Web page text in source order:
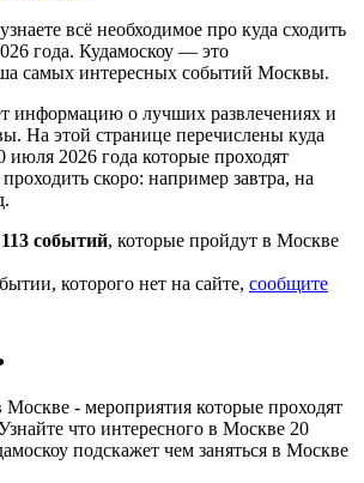
всё необходимое про куда сходить
года. Кудамоскоу — это
самых интересных событий Москвы.
информацию о лучших развлечениях и
На этой странице перечислены куда
июля 2026 года которые проходят
скоро: например завтра, на
113 событий, которые пройдут в Москве
которого нет на сайте, сообщите
Москве - мероприятия которые проходят
что интересного в Москве 20
подскажет чем заняться в Москве